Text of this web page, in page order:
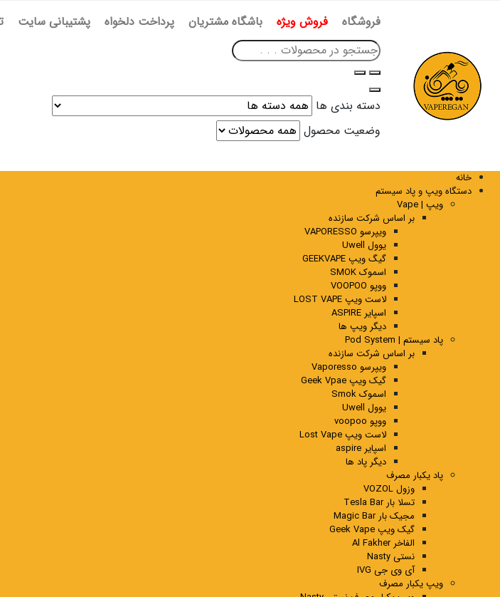
فروشگاه فروش ویژه باشگاه مشتریان پرداخت دلخواه پشتیبانی سایت
دسته بندی ها
وضعیت محصول
خانه
دستگاه ویپ و پاد سیستم
ویپ | Vape
بر اساس شرکت سازنده
ویپرسو VAPORESSO
یوول Uwell
گیگ ویپ GEEKVAPE
اسموک SMOK
ووپو VOOPOO
لاست ویپ LOST VAPE
اسپایر ASPIRE
دیگر ویپ ها
پاد سیستم | Pod System
بر اساس شرکت سازنده
ویپرسو Vaporesso
گیک ویپ Geek Vpae
اسموک Smok
یوول Uwell
ووپو voopoo
لاست ویپ Lost Vape
اسپایر aspire
دیگر پاد ها
پاد یکبار مصرف
وزول VOZOL
تسلا بار Tesla Bar
مجیک بار Magic Bar
گیک ویپ Geek Vape
الفاخر Al Fakher
نستی Nasty
آی وی جی IVG
ویپ یکبار مصرف